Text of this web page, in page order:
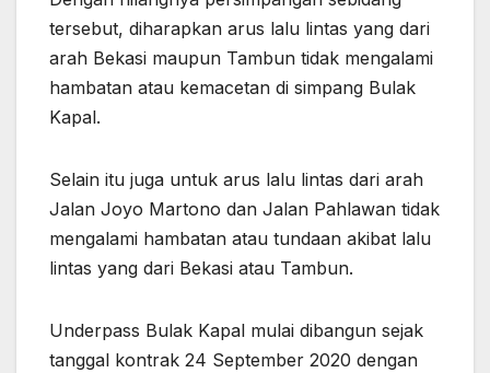
tersebut, diharapkan arus lalu lintas yang dari
arah Bekasi maupun Tambun tidak mengalami
hambatan atau kemacetan di simpang Bulak
Kapal.
Selain itu juga untuk arus lalu lintas dari arah
Jalan Joyo Martono dan Jalan Pahlawan tidak
mengalami hambatan atau tundaan akibat lalu
lintas yang dari Bekasi atau Tambun.
Underpass Bulak Kapal mulai dibangun sejak
tanggal kontrak 24 September 2020 dengan